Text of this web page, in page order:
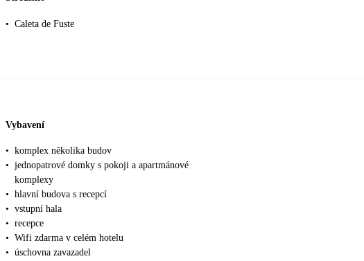
• Caleta de Fuste
Vybavení
• komplex několika budov
• jednopatrové domky s pokoji a apartmánové
komplexy
• hlavní budova s recepcí
• vstupní hala
• recepce
• Wifi zdarma v celém hotelu
• úschovna zavazadel